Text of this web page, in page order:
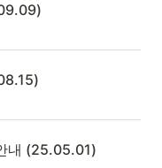
내 (25.05.01)